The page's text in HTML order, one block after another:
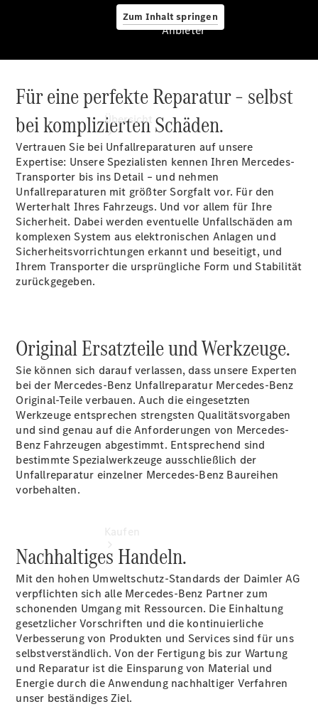
Zum Inhalt springen
Anbieter
Übersicht
Startseite
Ansprechpartner
finden
Servicetermin
vereinbaren
Tel: +49
9181 402 0
Übersicht
Gebrauchtwagensuche
Junge
Sterne
Digitale
Anbieter
Für eine perfekte Reparatur – selbst
bei komplizierten Schäden.
Vertrauen Sie bei Unfallreparaturen auf unsere
Expertise: Unsere Spezialisten kennen Ihren Mercedes-
Transporter bis ins Detail – und nehmen
Unfallreparaturen mit größter Sorgfalt vor. Für den
Werterhalt Ihres Fahrzeugs. Und vor allem für Ihre
Sicherheit. Dabei werden eventuelle Unfallschäden am
komplexen System aus elektronischen Anlagen und
Sicherheitsvorrichtungen erkannt und beseitigt, und
Ihrem Transporter die ursprüngliche Form und Stabilität
zurückgegeben.
Original Ersatzteile und Werkzeuge.
Sie können sich darauf verlassen, dass unsere Experten
bei der Mercedes-Benz Unfallreparatur Mercedes-Benz
Original-Teile verbauen. Auch die eingesetzten
Werkzeuge entsprechen strengsten Qualitätsvorgaben
und sind genau auf die Anforderungen von Mercedes-
Benz Fahrzeugen abgestimmt. Entsprechend sind
bestimmte Spezialwerkzeuge ausschließlich der
Unfallreparatur einzelner Mercedes-Benz Baureihen
vorbehalten.
Nachhaltiges Handeln.
Mit den hohen Umweltschutz-Standards der Daimler AG
verpflichten sich alle Mercedes-Benz Partner zum
schonenden Umgang mit Ressourcen. Die Einhaltung
gesetzlicher Vorschriften und die kontinuierliche
Verbesserung von Produkten und Services sind für uns
selbstverständlich. Von der Fertigung bis zur Wartung
und Reparatur ist die Einsparung von Material und
Energie durch die Anwendung nachhaltiger Verfahren
unser beständiges Ziel.